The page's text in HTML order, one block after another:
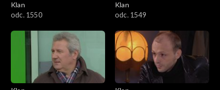
Klan
odc. 1550
Klan
odc. 1549